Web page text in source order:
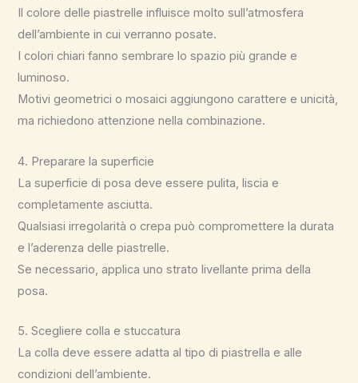
Il colore delle piastrelle influisce molto sull’atmosfera
dell’ambiente in cui verranno posate.
I colori chiari fanno sembrare lo spazio più grande e
luminoso.
Motivi geometrici o mosaici aggiungono carattere e unicità,
ma richiedono attenzione nella combinazione.
4. Preparare la superficie
La superficie di posa deve essere pulita, liscia e
completamente asciutta.
Qualsiasi irregolarità o crepa può compromettere la durata
e l’aderenza delle piastrelle.
Se necessario, applica uno strato livellante prima della
posa.
5. Scegliere colla e stuccatura
La colla deve essere adatta al tipo di piastrella e alle
condizioni dell’ambiente.